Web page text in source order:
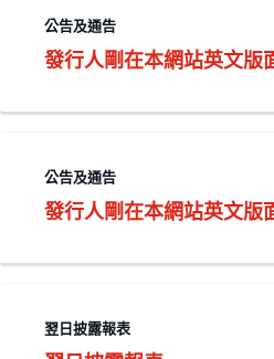
公告及通告
發行人剛在本網站英文版
公告及通告
發行人剛在本網站英文版
翌日披露報表